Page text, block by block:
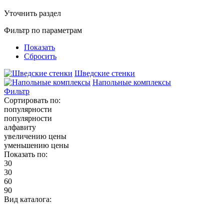
Уточнить раздел
Фильтр по параметрам
Показать
Сбросить
Шведские стенки
Напольные комплексы
Фильтр
Сортировать по:
популярности
популярности
алфавиту
увеличению цены
уменьшению цены
Показать по:
30
30
60
90
Вид каталога: